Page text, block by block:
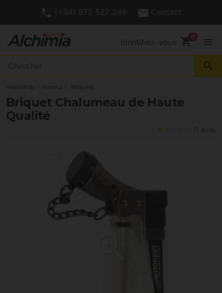
(+34) 972 527 248 Contact
Identifiez-vous shopping_cart menu
search
Headshop Fumeur Briquets
Briquet Chalumeau de Haute
Qualité
(1 avis)